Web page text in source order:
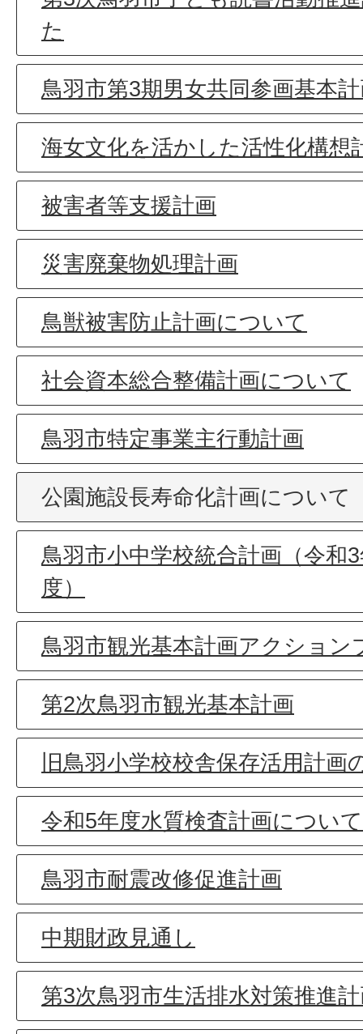
た
鳥羽市第3期男女共同参画基本
海女文化を活かした活性化構想
被害者等支援計画
災害廃棄物処理計画
鳥獣被害防止計画について
社会資本総合整備計画について
鳥羽市特定事業主行動計画
公園施設長寿命化計画について
鳥羽市小中学校統合計画（令和
度）
鳥羽市観光基本計画アクション
第2次鳥羽市観光基本計画
旧鳥羽小学校校舎保存活用計画
令和5年度水質検査計画について
鳥羽市耐震改修促進計画
中期財政見通し
第3次鳥羽市生活排水対策推進